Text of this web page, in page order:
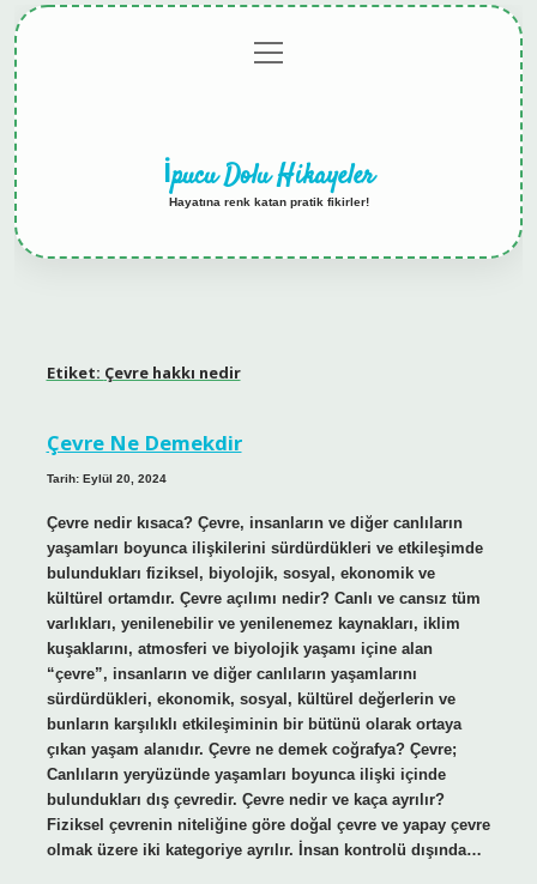
menüyü
aç
İpucu Dolu Hikayeler
Hayatına renk katan pratik fikirler!
Etiket: Çevre hakkı nedir
Çevre Ne Demekdir
Tarih: Eylül 20, 2024
Çevre nedir kısaca? Çevre, insanların ve diğer canlıların
yaşamları boyunca ilişkilerini sürdürdükleri ve etkileşimde
bulundukları fiziksel, biyolojik, sosyal, ekonomik ve
kültürel ortamdır. Çevre açılımı nedir? Canlı ve cansız tüm
varlıkları, yenilenebilir ve yenilenemez kaynakları, iklim
kuşaklarını, atmosferi ve biyolojik yaşamı içine alan
“çevre”, insanların ve diğer canlıların yaşamlarını
sürdürdükleri, ekonomik, sosyal, kültürel değerlerin ve
bunların karşılıklı etkileşiminin bir bütünü olarak ortaya
çıkan yaşam alanıdır. Çevre ne demek coğrafya? Çevre;
Canlıların yeryüzünde yaşamları boyunca ilişki içinde
bulundukları dış çevredir. Çevre nedir ve kaça ayrılır?
Fiziksel çevrenin niteliğine göre doğal çevre ve yapay çevre
olmak üzere iki kategoriye ayrılır. İnsan kontrolü dışında…